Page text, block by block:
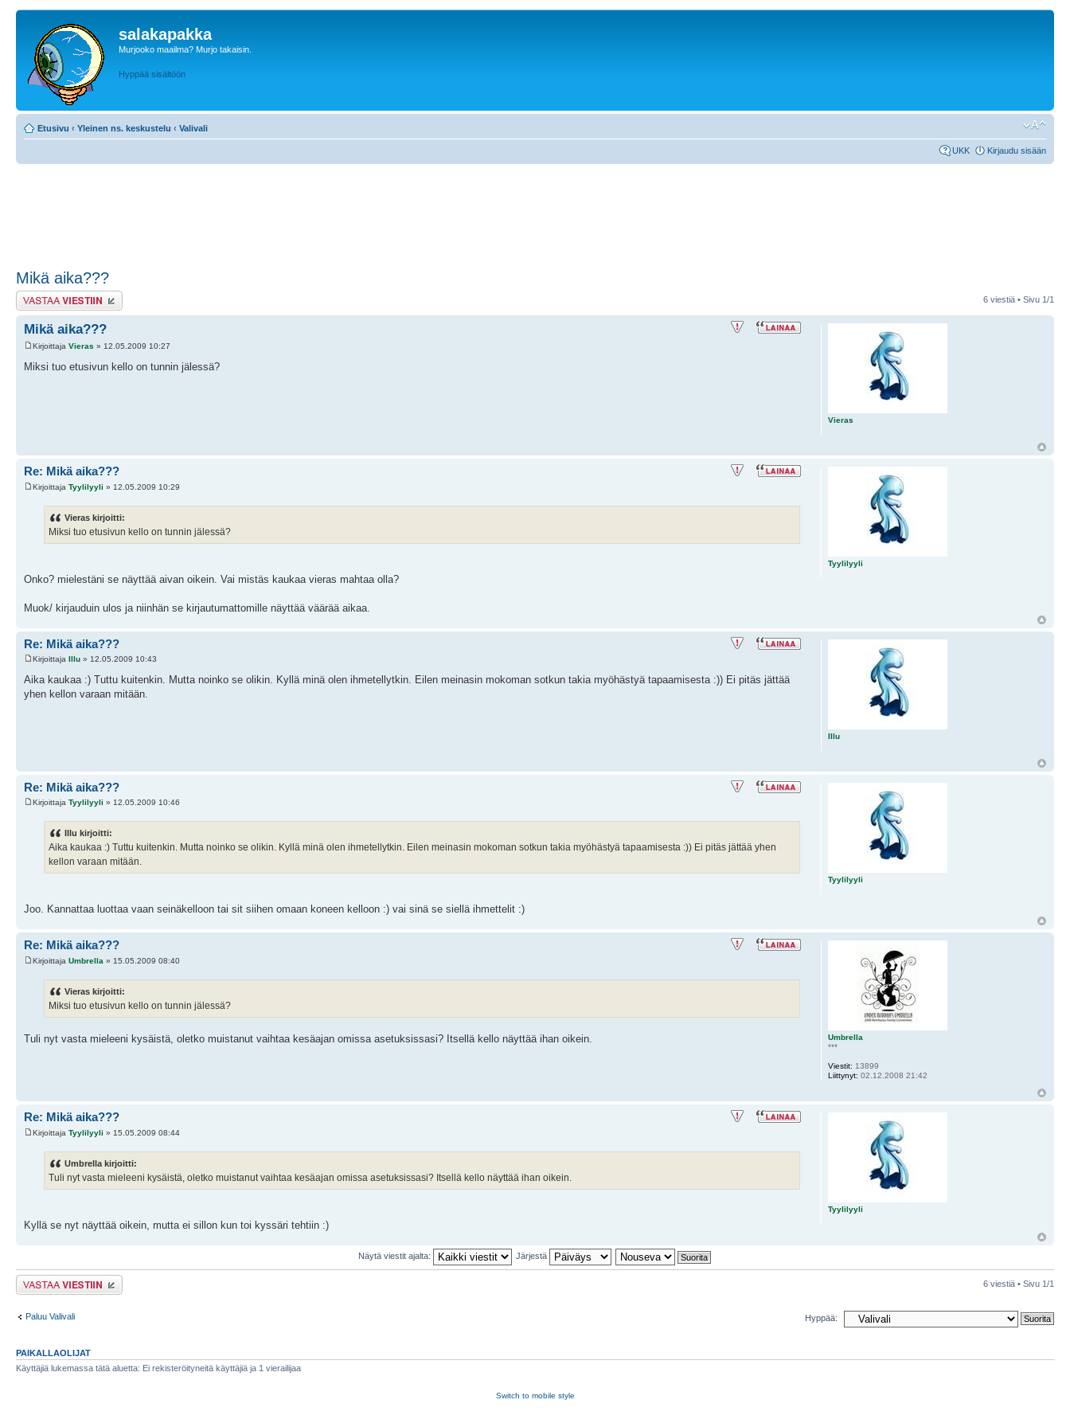
salakapakka
Murjooko maailma? Murjo takaisin.
Hyppää sisältöön
Etusivu ‹ Yleinen ns. keskustelu ‹ Valivali
UKK Kirjaudu sisään
Mikä aika???
Lähetä vastaus 6 viestiä • Sivu 1/1
Mikä aika???
Kirjoittaja Vieras » 12.05.2009 10:27
Miksi tuo etusivun kello on tunnin jälessä?
Vieras
Re: Mikä aika???
Kirjoittaja Tyylilyyli » 12.05.2009 10:29
Vieras kirjoitti:
Miksi tuo etusivun kello on tunnin jälessä?
Onko? mielestäni se näyttää aivan oikein. Vai mistäs kaukaa vieras mahtaa olla?
Muok/ kirjauduin ulos ja niinhän se kirjautumattomille näyttää väärää aikaa.
Tyylilyyli
Re: Mikä aika???
Kirjoittaja Illu » 12.05.2009 10:43
Aika kaukaa :) Tuttu kuitenkin. Mutta noinko se olikin. Kyllä minä olen ihmetellytkin. Eilen meinasin mokoman sotkun takia myöhästyä tapaamisesta :)) Ei pitäs jättää
yhen kellon varaan mitään.
Illu
Re: Mikä aika???
Kirjoittaja Tyylilyyli » 12.05.2009 10:46
Illu kirjoitti:
Aika kaukaa :) Tuttu kuitenkin. Mutta noinko se olikin. Kyllä minä olen ihmetellytkin. Eilen meinasin mokoman sotkun takia myöhästyä tapaamisesta :)) Ei pitäs jättää yhen
kellon varaan mitään.
Joo. Kannattaa luottaa vaan seinäkelloon tai sit siihen omaan koneen kelloon :) vai sinä se siellä ihmettelit :)
Tyylilyyli
Re: Mikä aika???
Kirjoittaja Umbrella » 15.05.2009 08:40
Vieras kirjoitti:
Miksi tuo etusivun kello on tunnin jälessä?
Tuli nyt vasta mieleeni kysäistä, oletko muistanut vaihtaa kesäajan omissa asetuksissasi? Itsellä kello näyttää ihan oikein.
Umbrella
***
Viestit: 13899
Liittynyt: 02.12.2008 21:42
Re: Mikä aika???
Kirjoittaja Tyylilyyli » 15.05.2009 08:44
Umbrella kirjoitti:
Tuli nyt vasta mieleeni kysäistä, oletko muistanut vaihtaa kesäajan omissa asetuksissasi? Itsellä kello näyttää ihan oikein.
Kyllä se nyt näyttää oikein, mutta ei sillon kun toi kyssäri tehtiin :)
Tyylilyyli
Näytä viestit ajalta: Järjestä
Lähetä vastaus 6 viestiä • Sivu 1/1
Paluu Valivali Hyppää:
PAIKALLAOLIJAT
Käyttäjiä lukemassa tätä aluetta: Ei rekisteröityneitä käyttäjiä ja 1 vierailijaa
Switch to mobile style